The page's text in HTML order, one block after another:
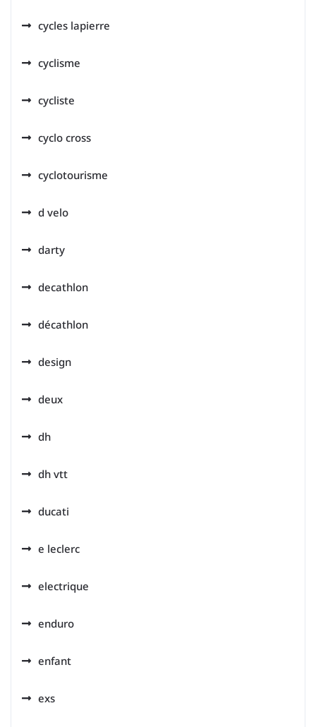
cycles lapierre
cyclisme
cycliste
cyclo cross
cyclotourisme
d velo
darty
decathlon
décathlon
design
deux
dh
dh vtt
ducati
e leclerc
electrique
enduro
enfant
exs